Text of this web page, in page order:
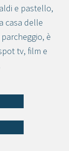
e pastello,
casa delle
è
tv, film e